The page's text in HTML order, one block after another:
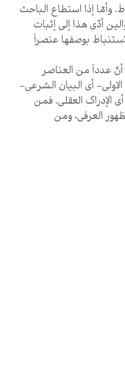
وأمّا إذا استطاع الباحث
أدّى‏ هذا إلى إثبات
بوصفها عنصراً
عدداً من العناصر
أي البيان الشرعي-
الإدراك العقلي. فمن
العرفي، ومن‏